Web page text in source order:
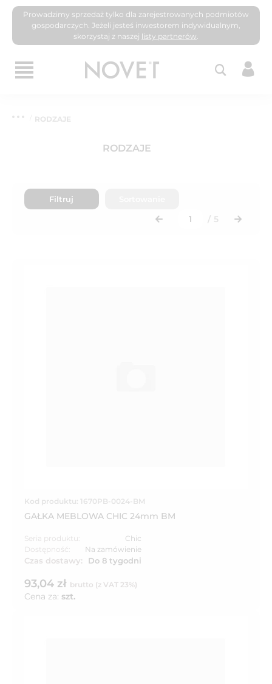
Prowadzimy sprzedaż tylko dla zarejestrowanych podmiotów
gospodarczych. Jeżeli jesteś inwestorem indywidualnym,
skorzystaj z naszej listy partnerów.
RODZAJE
RODZAJE
Filtruj
/ 5
Kod produktu: 1670PB-0024-BM
GAŁKA MEBLOWA CHIC 24mm BM
Seria produktu:
Chic
Dostępność:
Na zamówienie
Czas dostawy: Do 8 tygodni
93,04 zł brutto (z VAT 23%)
Cena za: szt.